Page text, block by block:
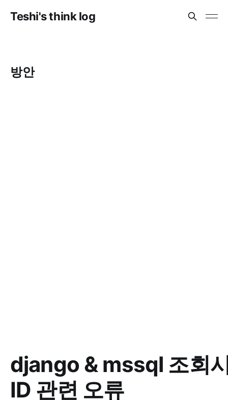
Teshi's think log
방안
django & mssql 조회
ID 관련 오류